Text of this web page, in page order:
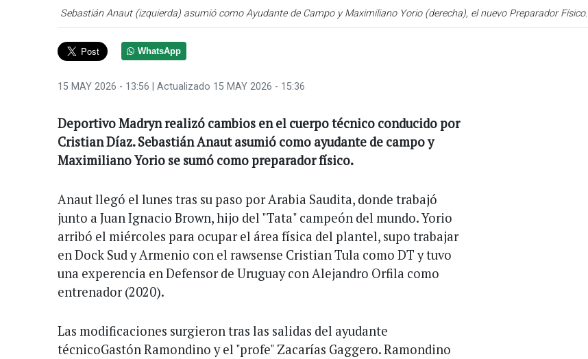
Sebastián Anaut (izquierda) asumió como Ayudante de Campo y Maximiliano Yorio (derecha), el nuevo Preparador Físico.
WhatsApp
15 MAY 2026 - 13:56 | Actualizado 15 MAY 2026 - 15:36
Deportivo Madryn realizó cambios en el cuerpo técnico conducido por
Cristian Díaz. Sebastián Anaut asumió como ayudante de campo y
Maximiliano Yorio se sumó como preparador físico.
Anaut llegó el lunes tras su paso por Arabia Saudita, donde trabajó
junto a Juan Ignacio Brown, hijo del "Tata" campeón del mundo. Yorio
arribó el miércoles para ocupar el área física del plantel, supo trabajar
en Dock Sud y Armenio con el rawsense Cristian Tula como DT y tuvo
una experencia en Defensor de Uruguay con Alejandro Orfila como
entrenador (2020).
Las modificaciones surgieron tras las salidas del ayudante
técnicoGastón Ramondino y el "profe" Zacarías Gaggero. Ramondino